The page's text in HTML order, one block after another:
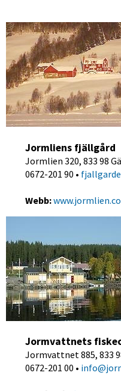
Jormliens fjällgård
Jormlien 320, 833 98
0672-201 90 •
Webb:
Jormvattnets
Jormvattnet 885, 833
0672-201 00 •